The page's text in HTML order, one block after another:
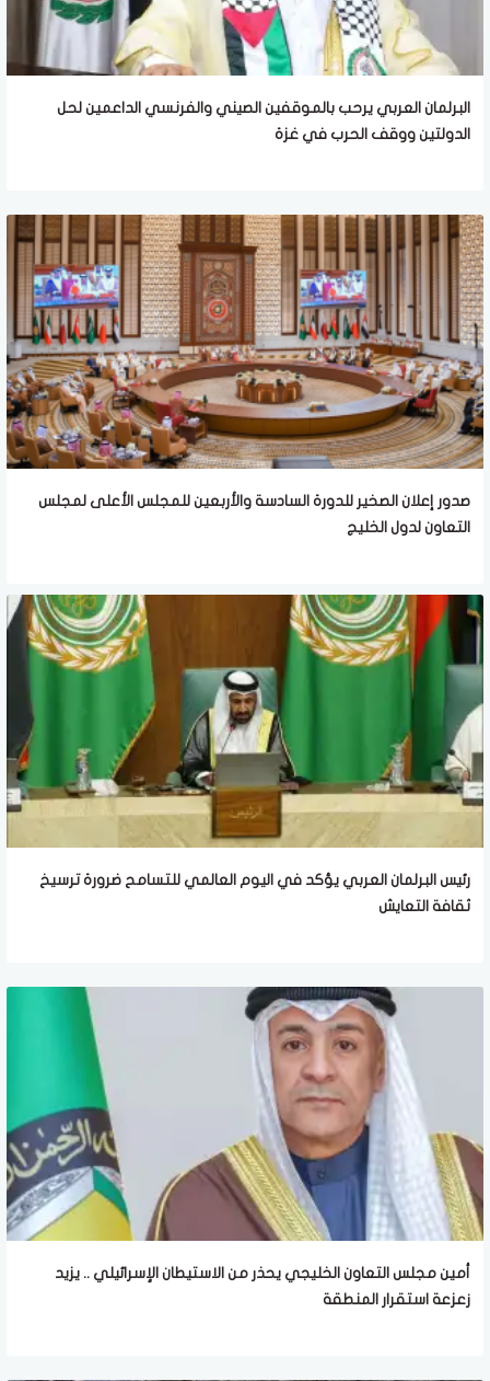
البرلمان العربي يرحب بالموقفين الصيني والفرنسي الداعمين لحل
الدولتين ووقف الحرب في غزة
صدور إعلان الصخير للدورة السادسة والأربعين للمجلس الأعلى لمجلس
التعاون لدول الخليج
رئيس البرلمان العربي يؤكد في اليوم العالمي للتسامح ضرورة ترسيخ
ثقافة التعايش
أمين مجلس التعاون الخليجي يحذر من الاستيطان الإسرائيلي .. يزيد
زعزعة استقرار المنطقة